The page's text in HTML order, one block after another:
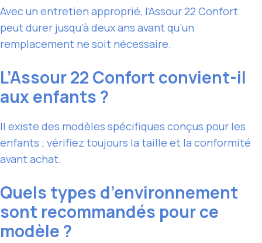
Avec un entretien approprié, l’Assour 22 Confort
peut durer jusqu’à deux ans avant qu’un
remplacement ne soit nécessaire.
L’Assour 22 Confort convient-il
aux enfants ?
Il existe des modèles spécifiques conçus pour les
enfants ; vérifiez toujours la taille et la conformité
avant achat.
Quels types d’environnement
sont recommandés pour ce
modèle ?